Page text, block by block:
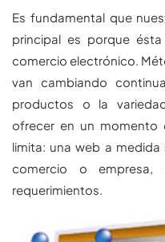
Es fundamental que
principal es porque
comercio electrónico.
van cambiando
productos o la
ofrecer en un momento
limita: una web a
comercio o empresa,
requerimientos.